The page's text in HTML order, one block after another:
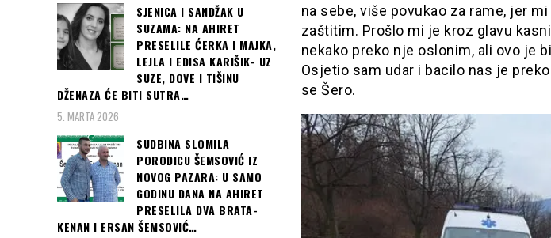
na sebe, više povukao za rame, jer
zaštitim. Prošlo mi je kroz glavu
nekako preko nje oslonim, ali ovo je
Osjetio sam udar i bacilo nas je
se Šero.
SJENICA I SANDŽAK U
SUZAMA: NA AHIRET
PRESELILE ĆERKA I MAJKA,
LEJLA I EDISA KARIŠIK- UZ
SUZE, DOVE I TIŠINU
DŽENAZA ĆE BITI SUTRA…
5. MARTA 2026
SUDBINA SLOMILA
PORODICU ŠEMSOVIĆ IZ
NOVOG PAZARA: U SAMO
GODINU DANA NA AHIRET
PRESELILA DVA BRATA-
KENAN I ERSAN ŠEMSOVIĆ…